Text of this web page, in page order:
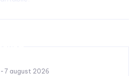
- 7 august 2026